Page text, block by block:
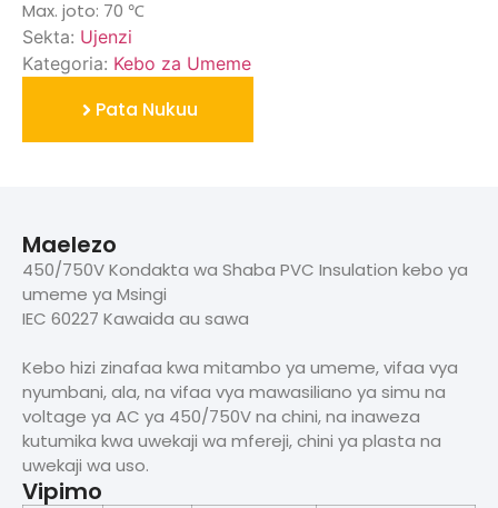
Max. joto: 70 ℃
Sekta: Ujenzi
Kategoria: Kebo za Umeme
Pata Nukuu
Maelezo
450/750V Kondakta wa Shaba PVC Insulation kebo ya
umeme ya Msingi
IEC 60227 Kawaida au sawa
Kebo hizi zinafaa kwa mitambo ya umeme, vifaa vya
nyumbani, ala, na vifaa vya mawasiliano ya simu na
voltage ya AC ya 450/750V na chini, na inaweza
kutumika kwa uwekaji wa mfereji, chini ya plasta na
uwekaji wa uso.
Vipimo